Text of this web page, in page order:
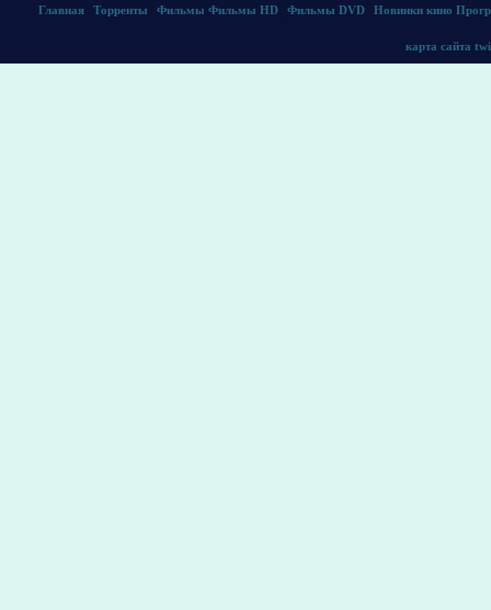
Главная
Торренты Фильмы Фильмы HD Фильмы DVD Новинки кино
карта сайта